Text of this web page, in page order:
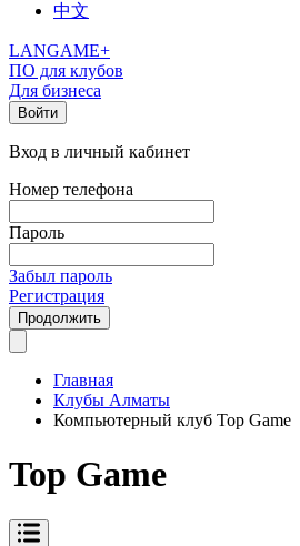
中文
LANGAME+
ПО для клубов
Для бизнеса
Войти
Вход в личный кабинет
Номер телефона
Пароль
Забыл пароль
Регистрация
Продолжить
Главная
Клубы Алматы
Компьютерный клуб Top Game
Top Game